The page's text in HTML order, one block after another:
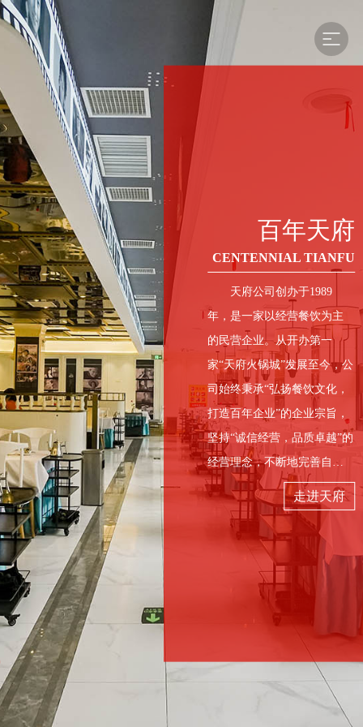
1989年
百年天府
CENTENNIAL TIANFU
天府公司创办于1989
年，是一家以经营餐饮为主
的民营企业。从开办第一
家“天府火锅城”发展至今，公
司始终秉承“弘扬餐饮文化，
打造百年企业”的企业宗旨，
坚持“诚信经营，品质卓越”的
经营理念，不断地完善自
我，追求卓越，以创新为核
心，致力于为顾客提供“真
诚，朴实，厚道”的贴心服
务，科学管理，以人为本，
为员工创建公平公正的工作
环境，实施人性化和亲情化
的管理模式，不断提升员工
的价值感，坚定不移地抓好
品牌建设。 天府公司经
过近四十年的发展，目前已
走进天府
百年餐饮文化
CENTENNIAL CATERING
CULTURE
千年帝都 · 牡丹花城 · 百
年餐饮 · 天府文化
百年天府品牌
CENTENNIAL TIANFU
BRAND
麻得痛快 · 辣得淋漓 · 鲜
得可口 · 香得纯正
百年天府-品牌店
CENTENNIAL TIANFU - BRAND STORE
品文化，品味道，品档次
天府火锅店
天府火锅十六分店 天府火锅总店
品牌优势
BRAND ADVANTAGES
中国火锅百强企业、中国火锅产业红鼎奖
品牌优势01
天府火锅在洛阳这座城市里，在中原大地餐饮界，已经34年
了。34年，三十而立；34年，近三分之一个世纪。天府的品
牌，天府的人才，天府的文化，天府的荣光，就是这样靠着
时间的塑造和品质的坚守打造出来的！
经验优势02
技术优势03
团队优势
天府资讯
TIANFU INFORMATION
中国火锅百强企业、中国火锅产业红鼎奖
当洛阳牡丹花会邂逅天府火锅，舌尖与视觉的双重狂欢开启
2025-04-07 查看详情 >
洛阳天府火锅征服你的味蕾
2025-04-07 查看详情 >
全国服务热线
0379-63929888
百年天府 主打产品 天府门店
服务保障 天府资讯
百年天府-公众号 百年天府-抖音号
官方咨询电话
0379-63929888
您可以通过电话或在线留言的方式把您的恶需求或建议
告诉我们
洛阳天府火锅饮食服务有限公司 备案号：
豫ICP备